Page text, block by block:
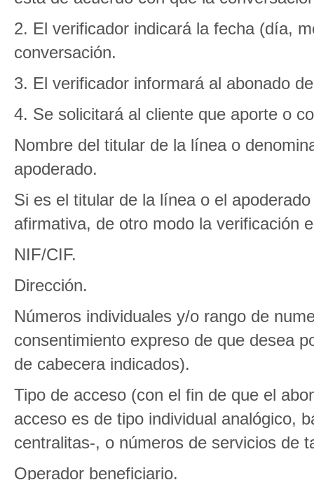
2. El verificador indicará la fecha (día,
conversación.
3. El verificador informará al abonado
4. Se solicitará al cliente que aporte o
Nombre del titular de la línea o
apoderado.
Si es el titular de la línea o el
afirmativa, de otro modo la verificación
NIF/CIF.
Dirección.
Números individuales y/o rango de
consentimiento expreso de que desea
de cabecera indicados).
Tipo de acceso (con el fin de que el
acceso es de tipo individual analógico,
centralitas-, o números de servicios de
Operador beneficiario.